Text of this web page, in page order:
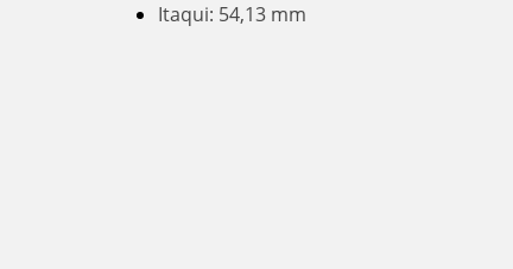
Itaqui: 54,13 mm